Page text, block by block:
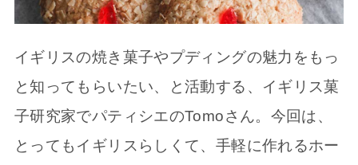
イギリスの焼き菓子やプディングの魅力をもっ
と知ってもらいたい、と活動する、イギリス菓
子研究家でパティシエのTomoさん。今回は、
とってもイギリスらしくて、手軽に作れるホー